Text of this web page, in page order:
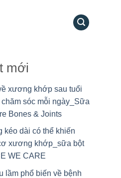
mới
xương khớp sau tuổi
sóc mỗi ngày_Sữa
Bones & Joints
kéo dài có thể khiến
xương khớp_sữa bột
WE CARE
lầm phổ biến về bệnh